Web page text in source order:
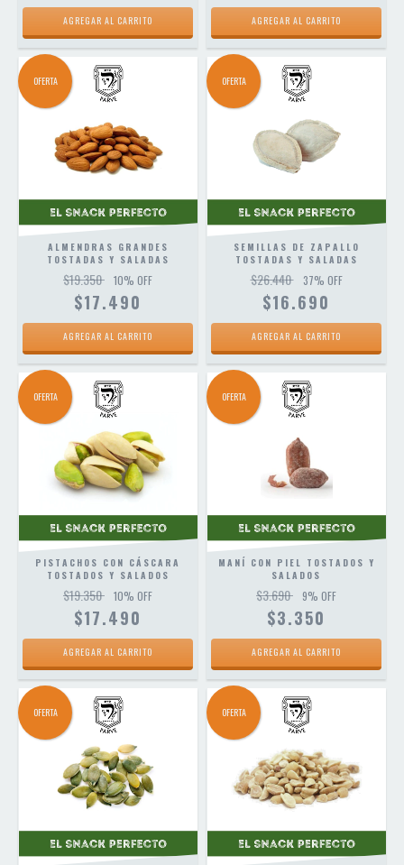
AGREGAR AL CARRITO AGREGAR AL CARRITO
OFERTA
ALMENDRAS GRANDES
TOSTADAS Y SALADAS
$19.350 10% OFF
$17.490
AGREGAR AL CARRITO
OFERTA
SEMILLAS DE ZAPALLO
TOSTADAS Y SALADAS
$26.440 37% OFF
$16.690
AGREGAR AL CARRITO
OFERTA
PISTACHOS CON CÁSCARA
TOSTADOS Y SALADOS
$19.350 10% OFF
$17.490
AGREGAR AL CARRITO
OFERTA
MANÍ CON PIEL TOSTADOS Y
SALADOS
$3.690 9% OFF
$3.350
AGREGAR AL CARRITO
OFERTA OFERTA